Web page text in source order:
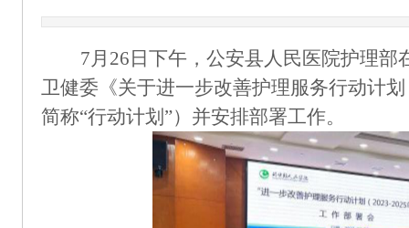
7月26日下午，公安县人民医院护理
卫健委《关于进一步改善护理服务行动计
简称“行动计划”）并安排部署工作。